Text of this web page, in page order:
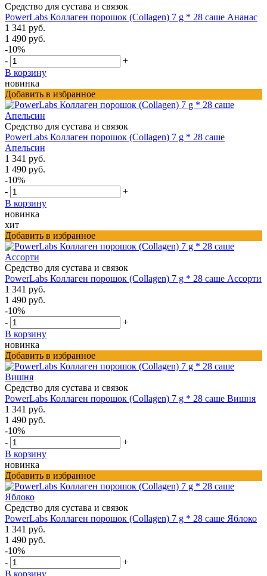
Средство для сустава и связок
PowerLabs Коллаген порошок (Collagen) 7 g * 28 саше Ананас
1 341 руб.
1 490 руб.
-10%
-
+
В корзину
новинка
Добавить в избранное
Средство для сустава и связок
PowerLabs Коллаген порошок (Collagen) 7 g * 28 саше
Апельсин
1 341 руб.
1 490 руб.
-10%
-
+
В корзину
новинка
хит
Добавить в избранное
Средство для сустава и связок
PowerLabs Коллаген порошок (Collagen) 7 g * 28 саше Ассорти
1 341 руб.
1 490 руб.
-10%
-
+
В корзину
новинка
Добавить в избранное
Средство для сустава и связок
PowerLabs Коллаген порошок (Collagen) 7 g * 28 саше Вишня
1 341 руб.
1 490 руб.
-10%
-
+
В корзину
новинка
Добавить в избранное
Средство для сустава и связок
PowerLabs Коллаген порошок (Collagen) 7 g * 28 саше Яблоко
1 341 руб.
1 490 руб.
-10%
-
+
В корзину